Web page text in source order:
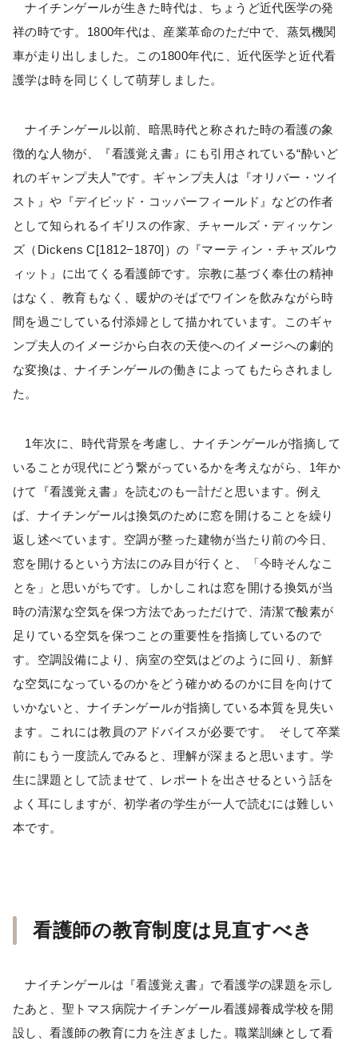
ナイチンゲールが生きた時代は、ちょうど近代医学の発
祥の時です。1800年代は、産業革命のただ中で、蒸気機関
車が走り出しました。この1800年代に、近代医学と近代看
護学は時を同じくして萌芽しました。
ナイチンゲール以前、暗黒時代と称された時の看護の象
徴的な人物が、『看護覚え書』にも引用されている“酔いど
れのギャンプ夫人”です。ギャンプ夫人は『オリバー・ツイ
スト』や『デイビッド・コッパーフィールド』などの作者
として知られるイギリスの作家、チャールズ・ディッケン
ズ（Dickens C[1812−1870]）の『マーティン・チャズルウ
ィット』に出てくる看護師です。宗教に基づく奉仕の精神
はなく、教育もなく、暖炉のそばでワインを飲みながら時
間を過ごしている付添婦として描かれています。このギャ
ンプ夫人のイメージから白衣の天使へのイメージへの劇的
な変換は、ナイチンゲールの働きによってもたらされまし
た。
1年次に、時代背景を考慮し、ナイチンゲールが指摘して
いることが現代にどう繋がっているかを考えながら、1年か
けて『看護覚え書』を読むのも一計だと思います。例え
ば、ナイチンゲールは換気のために窓を開けることを繰り
返し述べています。空調が整った建物が当たり前の今日、
窓を開けるという方法にのみ目が行くと、「今時そんなこ
とを」と思いがちです。しかしこれは窓を開ける換気が当
時の清潔な空気を保つ方法であっただけで、清潔で酸素が
足りている空気を保つことの重要性を指摘しているので
す。空調設備により、病室の空気はどのように回り、新鮮
な空気になっているのかをどう確かめるのかに目を向けて
いかないと、ナイチンゲールが指摘している本質を見失い
ます。これには教員のアドバイスが必要です。 そして卒業
前にもう一度読んでみると、理解が深まると思います。学
生に課題として読ませて、レポートを出させるという話を
よく耳にしますが、初学者の学生が一人で読むには難しい
本です。
看護師の教育制度は見直すべき
ナイチンゲールは『看護覚え書』で看護学の課題を示し
たあと、聖トマス病院ナイチンゲール看護婦養成学校を開
設し、看護師の教育に力を注ぎました。職業訓練として看